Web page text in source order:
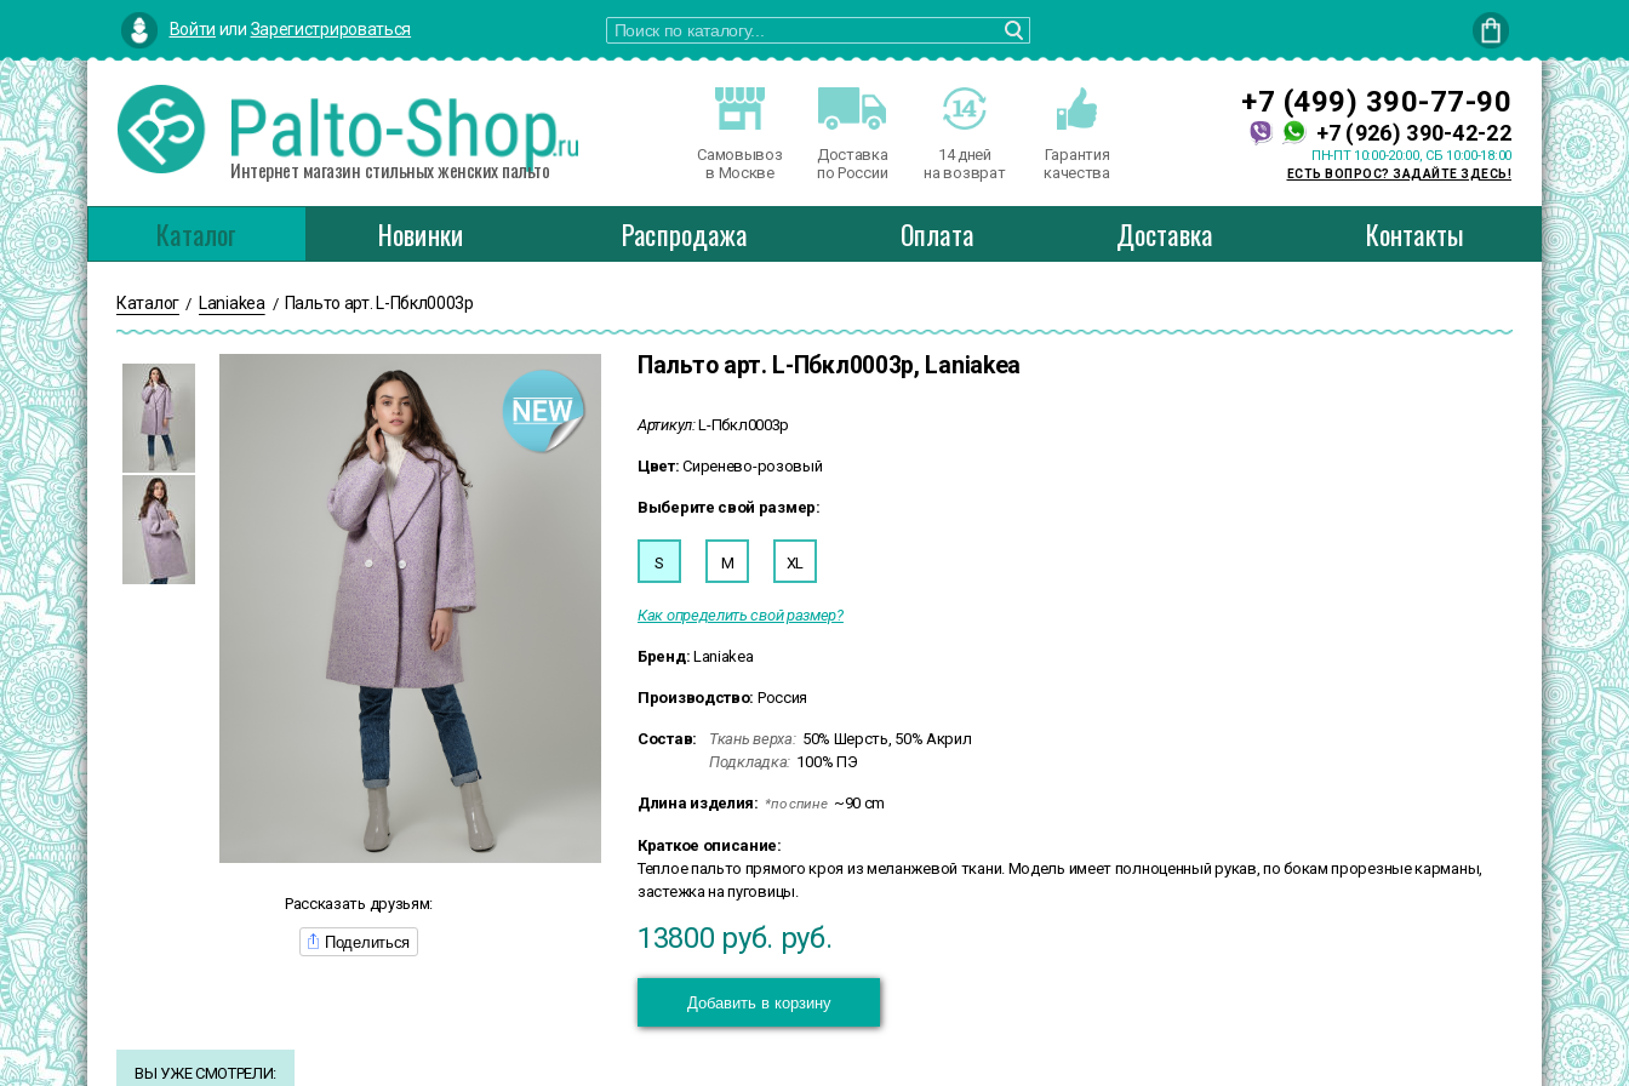
Войти или Зарегистрироваться
Интернет магазин стильных женских пальто
Самовывоз
в Москве
Доставка
по России
14 дней
на возврат
Гарантия
качества
+7 (499) 390-77-90
+7 (926) 390-42-22
ПН-ПТ 10:00-20:00, СБ 10:00-18:00
ЕСТЬ ВОПРОС? ЗАДАЙТЕ ЗДЕСЬ!
Каталог Новинки Распродажа Оплата Доставка Контакты
Каталог / Laniakea / Пальто арт. L-Пбкл0003р
Рассказать друзьям:
Поделиться
Пальто арт. L-Пбкл0003р, Laniakea
Артикул:L-Пбкл0003р
Цвет: Сиренево-розовый
Выберите свой размер:
S M XL
Как определить свой размер?
Бренд: Laniakea
Производство: Россия
Состав: Ткань верха: 50% Шерсть, 50% Акрил
Подкладка: 100% ПЭ
Длина изделия: *по спине ~90 cm
Краткое описание:
Теплое пальто прямого кроя из меланжевой ткани. Модель имеет полноценный рукав, по бокам прорезные карманы,
застежка на пуговицы.
13800 руб. руб.
Добавить в корзину
ВЫ УЖЕ СМОТРЕЛИ: